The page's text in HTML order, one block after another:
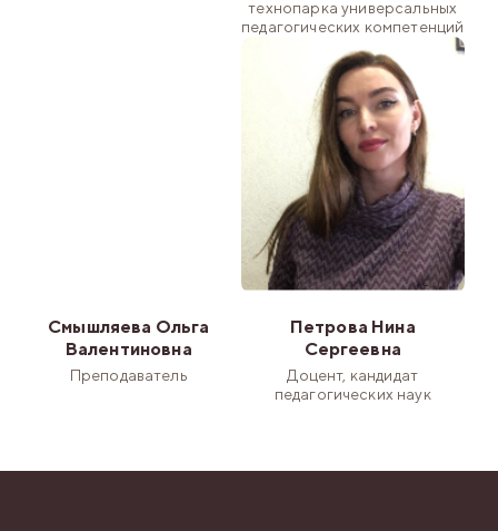
технопарка универсальных
педагогических компетенций
Смышляева Ольга
Валентиновна
Преподаватель
Петрова Нина
Сергеевна
Доцент, кандидат
педагогических наук